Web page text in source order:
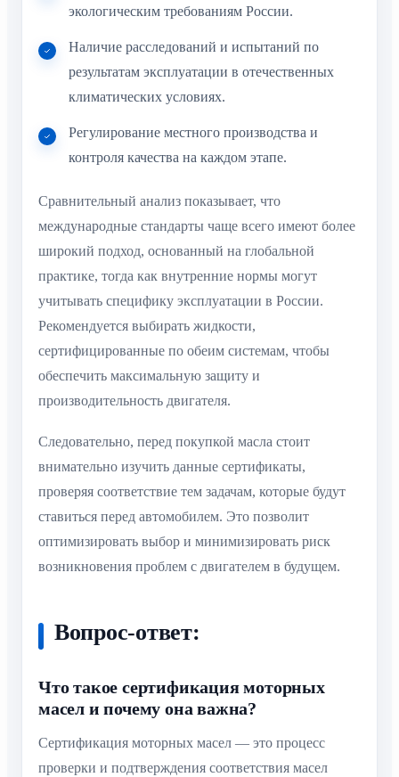
экологическим требованиям России.
Наличие расследований и испытаний по
результатам эксплуатации в отечественных
климатических условиях.
Регулирование местного производства и
контроля качества на каждом этапе.
Сравнительный анализ показывает, что
международные стандарты чаще всего имеют более
широкий подход, основанный на глобальной
практике, тогда как внутренние нормы могут
учитывать специфику эксплуатации в России.
Рекомендуется выбирать жидкости,
сертифицированные по обеим системам, чтобы
обеспечить максимальную защиту и
производительность двигателя.
Следовательно, перед покупкой масла стоит
внимательно изучить данные сертификаты,
проверяя соответствие тем задачам, которые будут
ставиться перед автомобилем. Это позволит
оптимизировать выбор и минимизировать риск
возникновения проблем с двигателем в будущем.
Вопрос-ответ:
Что такое сертификация моторных
масел и почему она важна?
Сертификация моторных масел — это процесс
проверки и подтверждения соответствия масел